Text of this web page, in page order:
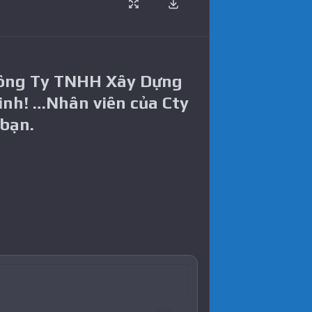
Ty TNHH Xây Dựng
…Nhân viên của Cty